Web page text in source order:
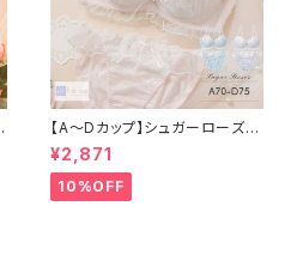
【A〜Dカップ】シュガーローズ
ブラ＆ショーツ
¥2,871
10%OFF